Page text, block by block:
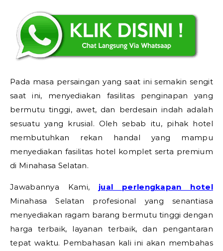
Pada masa persaingan yang saat ini semakin sengit
saat ini, menyediakan fasilitas penginapan yang
bermutu tinggi, awet, dan berdesain indah adalah
sesuatu yang krusial. Oleh sebab itu, pihak hotel
membutuhkan rekan handal yang mampu
menyediakan fasilitas hotel komplet serta premium
di Minahasa Selatan.
Jawabannya Kami, jual perlengkapan hotel
Minahasa Selatan profesional yang senantiasa
menyediakan ragam barang bermutu tinggi dengan
harga terbaik, layanan terbaik, dan pengantaran
tepat waktu. Pembahasan kali ini akan membahas